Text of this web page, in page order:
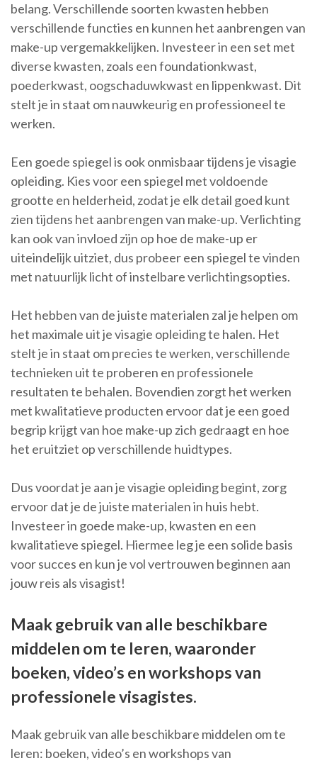
belang. Verschillende soorten kwasten hebben
verschillende functies en kunnen het aanbrengen van
make-up vergemakkelijken. Investeer in een set met
diverse kwasten, zoals een foundationkwast,
poederkwast, oogschaduwkwast en lippenkwast. Dit
stelt je in staat om nauwkeurig en professioneel te
werken.
Een goede spiegel is ook onmisbaar tijdens je visagie
opleiding. Kies voor een spiegel met voldoende
grootte en helderheid, zodat je elk detail goed kunt
zien tijdens het aanbrengen van make-up. Verlichting
kan ook van invloed zijn op hoe de make-up er
uiteindelijk uitziet, dus probeer een spiegel te vinden
met natuurlijk licht of instelbare verlichtingsopties.
Het hebben van de juiste materialen zal je helpen om
het maximale uit je visagie opleiding te halen. Het
stelt je in staat om precies te werken, verschillende
technieken uit te proberen en professionele
resultaten te behalen. Bovendien zorgt het werken
met kwalitatieve producten ervoor dat je een goed
begrip krijgt van hoe make-up zich gedraagt en hoe
het eruitziet op verschillende huidtypes.
Dus voordat je aan je visagie opleiding begint, zorg
ervoor dat je de juiste materialen in huis hebt.
Investeer in goede make-up, kwasten en een
kwalitatieve spiegel. Hiermee leg je een solide basis
voor succes en kun je vol vertrouwen beginnen aan
jouw reis als visagist!
Maak gebruik van alle beschikbare
middelen om te leren, waaronder
boeken, video’s en workshops van
professionele visagistes.
Maak gebruik van alle beschikbare middelen om te
leren: boeken, video’s en workshops van